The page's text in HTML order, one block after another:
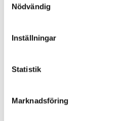
Nödvändig
Inställningar
Statistik
Marknadsföring
hållbarhetsarbete